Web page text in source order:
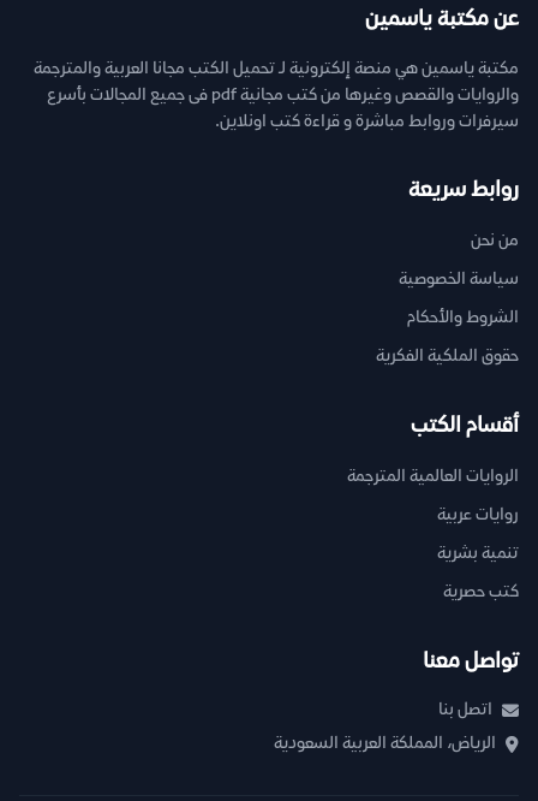
عن مكتبة ياسمين
مكتبة ياسمين هي منصة إلكترونية لـ تحميل الكتب مجانا العربية والمترجمة
والروايات والقصص وغيرها من كتب مجانية pdf فى جميع المجالات بأسرع
سيرفرات وروابط مباشرة و قراءة كتب اونلاين.
روابط سريعة
من نحن
سياسة الخصوصية
الشروط والأحكام
حقوق الملكية الفكرية
أقسام الكتب
الروايات العالمية المترجمة
روايات عربية
تنمية بشرية
كتب حصرية
تواصل معنا
اتصل بنا
الرياض، المملكة العربية السعودية